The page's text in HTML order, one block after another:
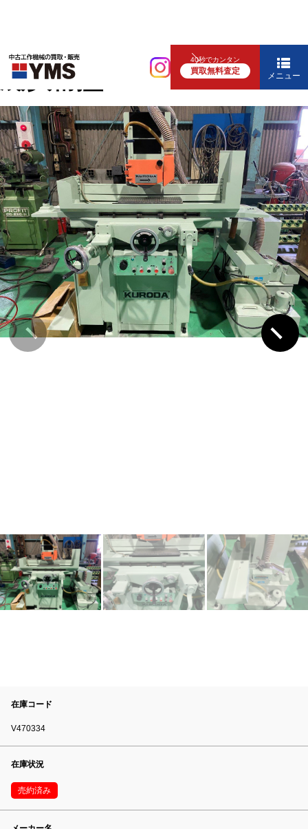
40秒でカンタン
買取無料査定 メニュー
研削盤
成形研削盤
在庫コード
V470334
在庫状況
売約済み